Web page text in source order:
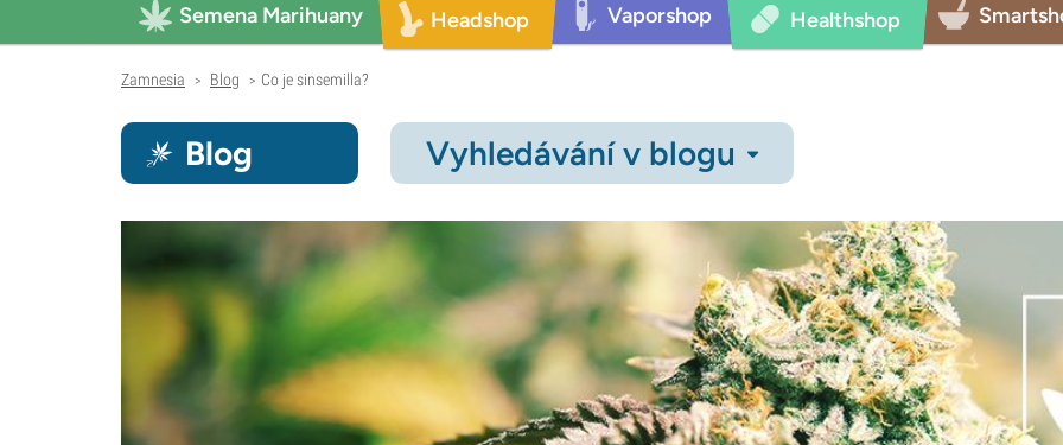
Semena Marihuany Headshop Vaporshop Healthshop
Zamnesia > Blog > Co je sinsemilla?
Blog Vyhledávání v blogu